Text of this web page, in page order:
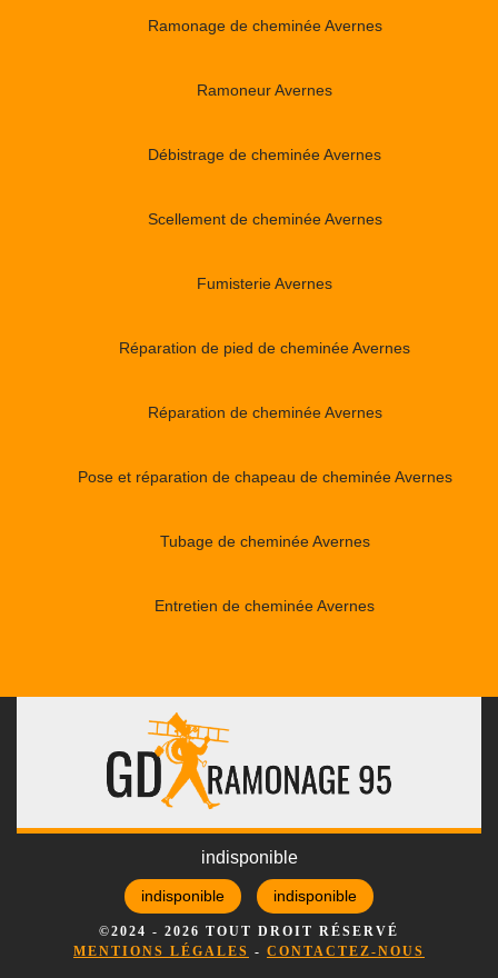
Ramonage de cheminée Avernes
Ramoneur Avernes
Débistrage de cheminée Avernes
Scellement de cheminée Avernes
Fumisterie Avernes
Réparation de pied de cheminée Avernes
Réparation de cheminée Avernes
Pose et réparation de chapeau de cheminée Avernes
Tubage de cheminée Avernes
Entretien de cheminée Avernes
indisponible
indisponible indisponible
©2024 - 2026 TOUT DROIT RÉSERVÉ
MENTIONS LÉGALES - CONTACTEZ-NOUS